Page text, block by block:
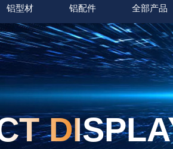
铝型材 铝配件 全部产品